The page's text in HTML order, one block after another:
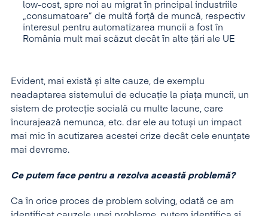
low-cost, spre noi au migrat în principal industriile
„consumatoare” de multă forță de muncă, respectiv
interesul pentru automatizarea muncii a fost în
România mult mai scăzut decât în alte țări ale UE
Evident, mai există și alte cauze, de exemplu
neadaptarea sistemului de educație la piața muncii, un
sistem de protecție socială cu multe lacune, care
încurajează nemunca, etc. dar ele au totuși un impact
mai mic în acutizarea acestei crize decât cele enunțate
mai devreme.
Ce putem face pentru a rezolva această problemă?
Ca în orice proces de problem solving, odată ce am